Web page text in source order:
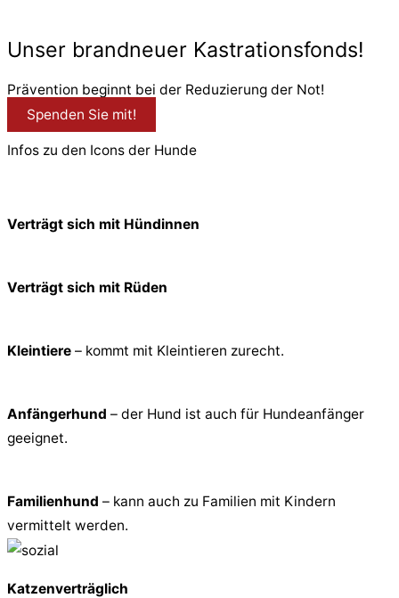
Unser brandneuer Kastrationsfonds!
Prävention beginnt bei der Reduzierung der Not!
Spenden Sie mit!
Infos zu den Icons der Hunde
Verträgt sich mit Hündinnen
Verträgt sich mit Rüden
Kleintiere – kommt mit Kleintieren zurecht.
Anfängerhund – der Hund ist auch für Hundeanfänger
geeignet.
Familienhund – kann auch zu Familien mit Kindern
vermittelt werden.
Katzenverträglich